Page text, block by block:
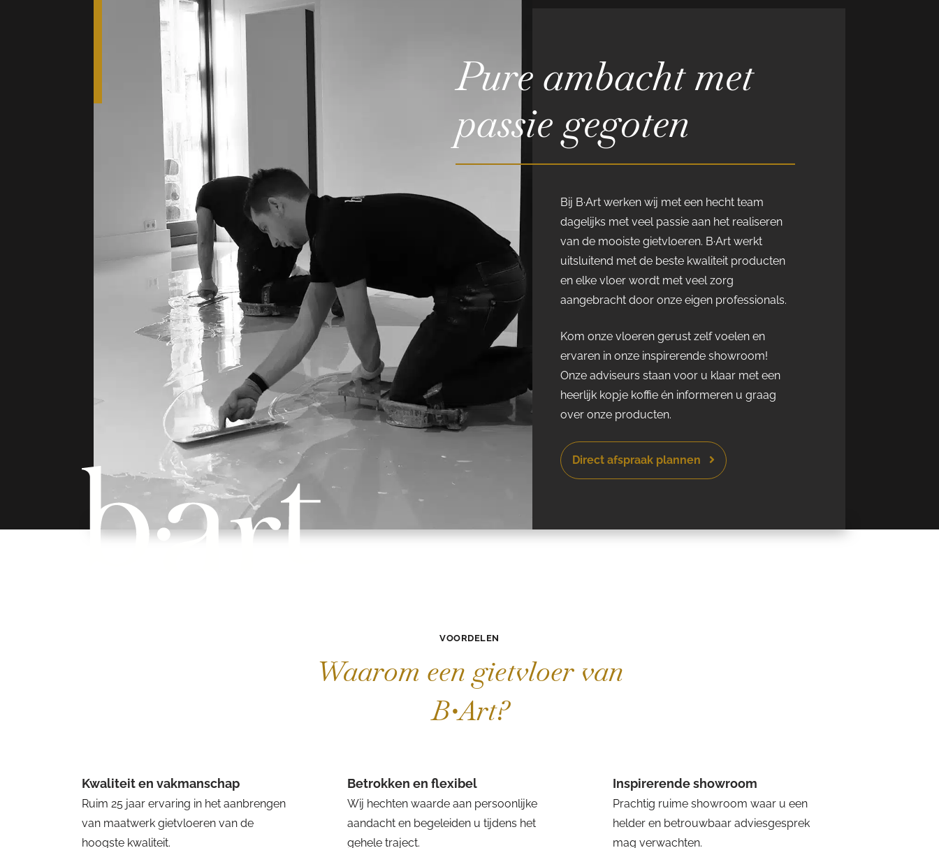
Pure ambacht met
passie gegoten
Bij B·Art werken wij met een hecht team
dagelijks met veel passie aan het realiseren
van de mooiste gietvloeren. B·Art werkt
uitsluitend met de beste kwaliteit producten
en elke vloer wordt met veel zorg
aangebracht door onze eigen professionals.
Kom onze vloeren gerust zelf voelen en
ervaren in onze inspirerende showroom!
Onze adviseurs staan voor u klaar met een
heerlijk kopje koffie én informeren u graag
over onze producten.
Direct afspraak plannen
VOORDELEN
Waarom een gietvloer van
B•Art?
Kwaliteit en vakmanschap
Ruim 25 jaar ervaring in het aanbrengen
van maatwerk gietvloeren van de
hoogste kwaliteit.
Betrokken en flexibel
Wij hechten waarde aan persoonlijke
aandacht en begeleiden u tijdens het
gehele traject.
Inspirerende showroom
Prachtig ruime showroom waar u een
helder en betrouwbaar adviesgesprek
mag verwachten.